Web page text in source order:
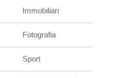
Immobiliari
Fotografia
Sport